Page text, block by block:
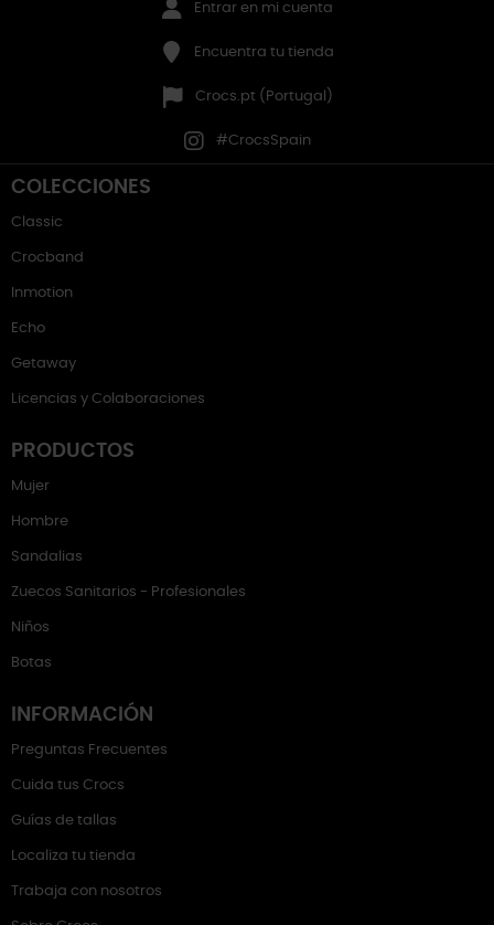
Entrar en mi cuenta
Encuentra tu tienda
Crocs.pt (Portugal)
#CrocsSpain
COLECCIONES
Classic
Crocband
Inmotion
Echo
Getaway
Licencias y Colaboraciones
PRODUCTOS
Mujer
Hombre
Sandalias
Zuecos Sanitarios - Profesionales
Niños
Botas
INFORMACIÓN
Preguntas Frecuentes
Cuida tus Crocs
Guías de tallas
Localiza tu tienda
Trabaja con nosotros